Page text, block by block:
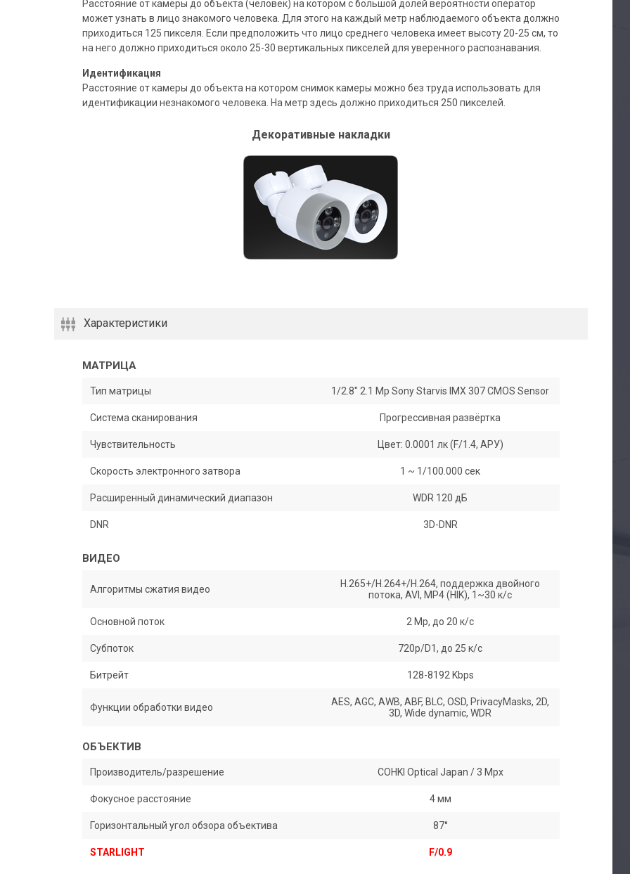
Расстояние от камеры до объекта (человек) на котором с большой долей вероятности оператор
может узнать в лицо знакомого человека. Для этого на каждый метр наблюдаемого объекта должно
приходиться 125 пикселя. Если предположить что лицо среднего человека имеет высоту 20-25 см, то
на него должно приходиться около 25-30 вертикальных пикселей для уверенного распознавания.
Идентификация
Расстояние от камеры до объекта на котором снимок камеры можно без труда использовать для
идентификации незнакомого человека. На метр здесь должно приходиться 250 пикселей.
Декоративные накладки
Характеристики
МАТРИЦА
Тип матрицы 1/2.8" 2.1 Mp Sony Starvis IMX 307 CMOS Sensor
Система сканирования Прогрессивная развёртка
Чувствительность Цвет: 0.0001 лк (F/1.4, АРУ)
Скорость электронного затвора 1 ~ 1/100.000 сек
Расширенный динамический диапазон WDR 120 дБ
DNR 3D-DNR
ВИДЕО
Алгоритмы сжатия видео
H.265+/H.264+/H.264, поддержка двойного
потока, AVI, MP4 (HIK), 1~30 к/с
Основной поток 2 Mp, до 20 к/с
Субпоток 720p/D1, до 25 к/с
Битрейт 128-8192 Kbps
Функции обработки видео
AES, AGC, AWB, ABF, BLC, OSD, PrivacyMasks, 2D,
3D, Wide dynamic, WDR
ОБЪЕКТИВ
Производитель/разрешение COHKI Optical Japan / 3 Mpx
Фокусное расстояние 4 мм
Горизонтальный угол обзора объектива 87°
STARLIGHT F/0.9